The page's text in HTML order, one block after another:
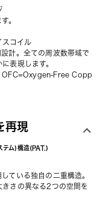
。
コイル
計。全ての周波数帯域で
表現します。
OFC=Oxygen-Free Copp
再現
ム)構造(PAT.)
ている独自の二重構造。
さの異なる2つの空間を